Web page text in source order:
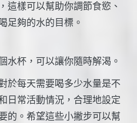
這樣可以幫助你調節食慾、
足夠的水的目標。
水杯，可以讓你隨時解渴。
於每天需要喝多少水量是不
日常活動情況，合理地設定
的。希望這些小撇步可以幫